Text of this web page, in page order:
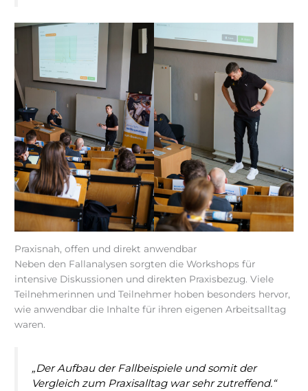
Praxisnah, offen und direkt anwendbar
Neben den Fallanalysen sorgten die Workshops für
intensive Diskussionen und direkten Praxisbezug. Viele
Teilnehmerinnen und Teilnehmer hoben besonders hervor,
wie anwendbar die Inhalte für ihren eigenen Arbeitsalltag
waren.
„Der Aufbau der Fallbeispiele und somit der
Vergleich zum Praxisalltag war sehr zutreffend.“